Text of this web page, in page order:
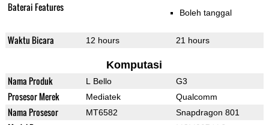
Baterai Features Boleh tanggal
Waktu Bicara 12 hours 21 hours
Komputasi
Nama Produk L Bello G3
Prosesor Merek Mediatek Qualcomm
Nama Prosesor MT6582 Snapdragon 801